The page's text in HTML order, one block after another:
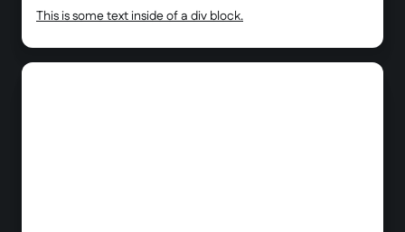
This is some text inside of a div block.